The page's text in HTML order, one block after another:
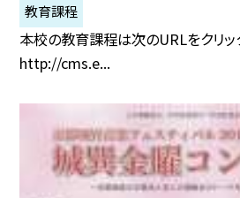
教育課程
本校の教育課程は次のURLをクリッ
http://cms.e...